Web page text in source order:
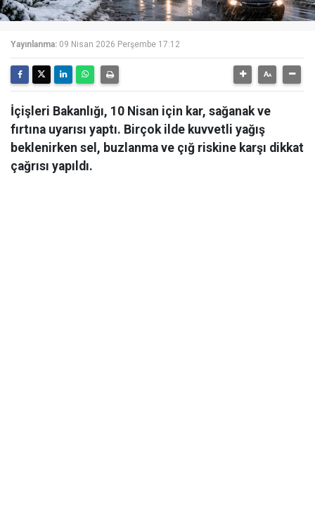
Yayınlanma: 09 Nisan 2026 Perşembe 17:12
İçişleri Bakanlığı, 10 Nisan için kar, sağanak ve
fırtına uyarısı yaptı. Birçok ilde kuvvetli yağış
beklenirken sel, buzlanma ve çığ riskine karşı dikkat
çağrısı yapıldı.